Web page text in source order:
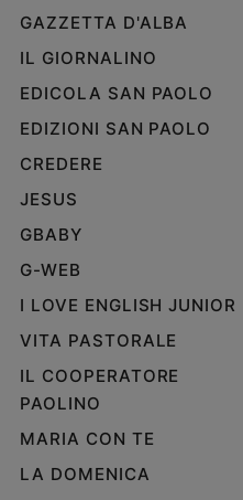
GAZZETTA D'ALBA
IL GIORNALINO
EDICOLA SAN PAOLO
EDIZIONI SAN PAOLO
CREDERE
JESUS
GBABY
G-WEB
I LOVE ENGLISH JUNIOR
VITA PASTORALE
IL COOPERATORE
PAOLINO
MARIA CON TE
LA DOMENICA